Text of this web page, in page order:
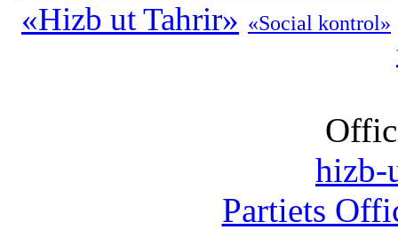
«Hizb ut Tahrir» «Social kontrol»
hizb-
Partiets